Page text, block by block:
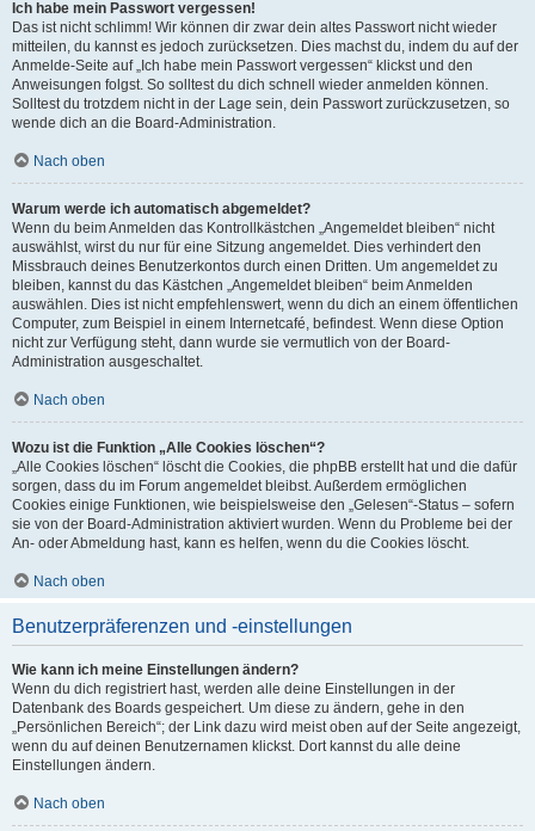
Ich habe mein Passwort vergessen!
Das ist nicht schlimm! Wir können dir zwar dein altes Passwort nicht wieder
mitteilen, du kannst es jedoch zurücksetzen. Dies machst du, indem du auf der
Anmelde-Seite auf „Ich habe mein Passwort vergessen“ klickst und den
Anweisungen folgst. So solltest du dich schnell wieder anmelden können.
Solltest du trotzdem nicht in der Lage sein, dein Passwort zurückzusetzen, so
wende dich an die Board-Administration.
Nach oben
Warum werde ich automatisch abgemeldet?
Wenn du beim Anmelden das Kontrollkästchen „Angemeldet bleiben“ nicht
auswählst, wirst du nur für eine Sitzung angemeldet. Dies verhindert den
Missbrauch deines Benutzerkontos durch einen Dritten. Um angemeldet zu
bleiben, kannst du das Kästchen „Angemeldet bleiben“ beim Anmelden
auswählen. Dies ist nicht empfehlenswert, wenn du dich an einem öffentlichen
Computer, zum Beispiel in einem Internetcafé, befindest. Wenn diese Option
nicht zur Verfügung steht, dann wurde sie vermutlich von der Board-
Administration ausgeschaltet.
Nach oben
Wozu ist die Funktion „Alle Cookies löschen“?
„Alle Cookies löschen“ löscht die Cookies, die phpBB erstellt hat und die dafür
sorgen, dass du im Forum angemeldet bleibst. Außerdem ermöglichen
Cookies einige Funktionen, wie beispielsweise den „Gelesen“-Status – sofern
sie von der Board-Administration aktiviert wurden. Wenn du Probleme bei der
An- oder Abmeldung hast, kann es helfen, wenn du die Cookies löscht.
Nach oben
Benutzerpräferenzen und -einstellungen
Wie kann ich meine Einstellungen ändern?
Wenn du dich registriert hast, werden alle deine Einstellungen in der
Datenbank des Boards gespeichert. Um diese zu ändern, gehe in den
„Persönlichen Bereich“; der Link dazu wird meist oben auf der Seite angezeigt,
wenn du auf deinen Benutzernamen klickst. Dort kannst du alle deine
Einstellungen ändern.
Nach oben